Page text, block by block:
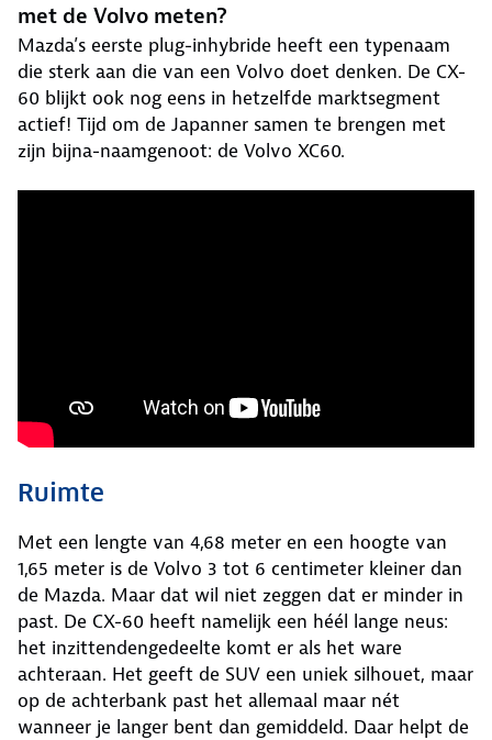
met de Volvo meten?
Mazda’s eerste plug-inhybride heeft een typenaam
die sterk aan die van een Volvo doet denken. De CX-
60 blijkt ook nog eens in hetzelfde marktsegment
actief! Tijd om de Japanner samen te brengen met
zijn bijna-naamgenoot: de Volvo XC60.
Ruimte
Met een lengte van 4,68 meter en een hoogte van
1,65 meter is de Volvo 3 tot 6 centimeter kleiner dan
de Mazda. Maar dat wil niet zeggen dat er minder in
past. De CX-60 heeft namelijk een héél lange neus:
het inzittendengedeelte komt er als het ware
achteraan. Het geeft de SUV een uniek silhouet, maar
op de achterbank past het allemaal maar nét
wanneer je langer bent dan gemiddeld. Daar helpt de